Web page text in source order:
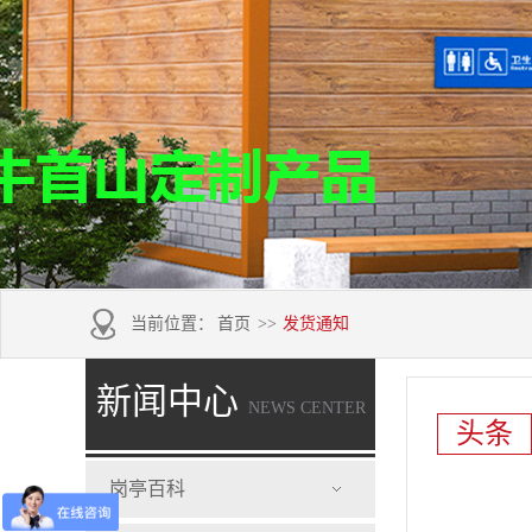
当前位置： 首页 >> 发货通知
新闻中心 NEWS CENTER
岗亭百科
头条